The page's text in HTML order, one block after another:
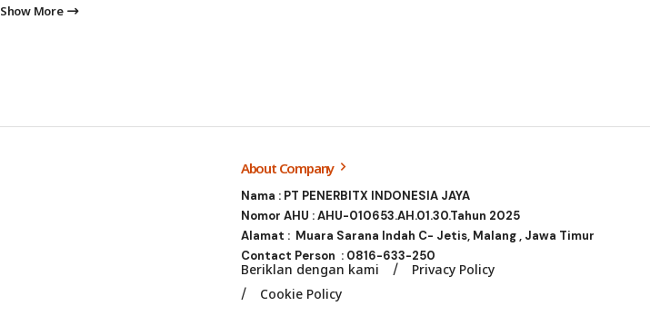
Show More
About Company
Nama : PT PENERBITX INDONESIA JAYA
Nomor AHU : AHU-010653.AH.01.30.Tahun 2025
Alamat : Muara Sarana Indah C- Jetis, Malang , Jawa Timur
Contact Person : 0816-633-250
Beriklan dengan kami
Privacy Policy
Cookie Policy